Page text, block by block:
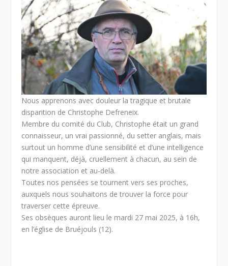
Nous apprenons avec douleur la tragique et brutale
disparition de Christophe Defreneix.
Membre du comité du Club, Christophe était un grand
connaisseur, un vrai passionné, du setter anglais, mais
surtout un homme d’une sensibilité et d’une intelligence
qui manquent, déjà, cruellement à chacun, au sein de
notre association et au-delà.
Toutes nos pensées se tournent vers ses proches,
auxquels nous souhaitons de trouver la force pour
traverser cette épreuve.
Ses obsèques auront lieu le mardi 27 mai 2025, à 16h,
en l’église de Bruéjouls (12).